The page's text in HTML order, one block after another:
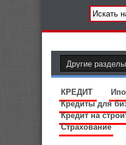
КРЕДИТ
Кредиты для
Кредит на
Страхование